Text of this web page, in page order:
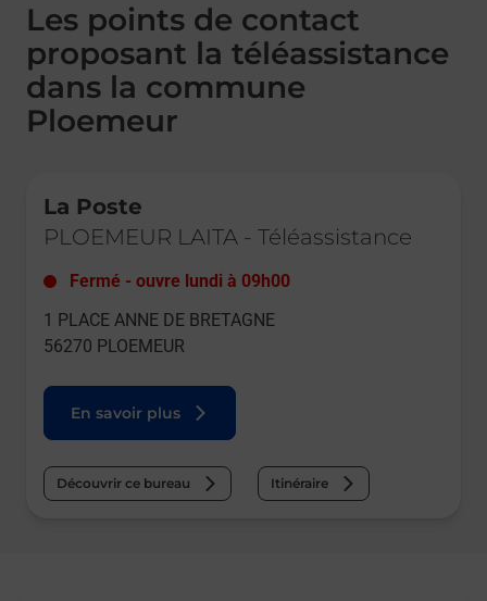
Les points de contact
proposant la téléassistance
dans la commune
Ploemeur
La Poste
PLOEMEUR LAITA - Téléassistance
Fermé - ouvre lundi à 09h00
1 PLACE ANNE DE BRETAGNE
56270 PLOEMEUR
En savoir plus
Découvrir ce bureau Itinéraire